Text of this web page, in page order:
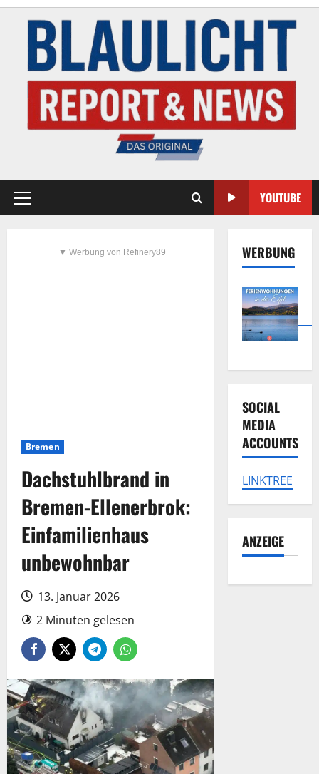
YOUTUBE
▼ Werbung von Refinery89
Bremen
Dachstuhlbrand in
Bremen-Ellenerbrok:
Einfamilienhaus
unbewohnbar
13. Januar 2026
2 Minuten gelesen
WERBUNG
SOCIAL
MEDIA
ACCOUNTS
LINKTREE
ANZEIGE